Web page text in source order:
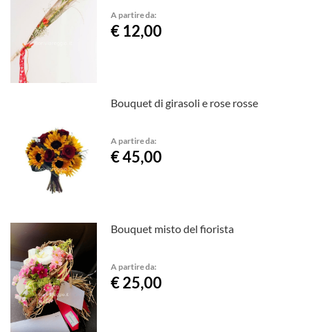
A partire da:
€ 12,00
Bouquet di girasoli e rose rosse
A partire da:
€ 45,00
Bouquet misto del fiorista
A partire da:
€ 25,00